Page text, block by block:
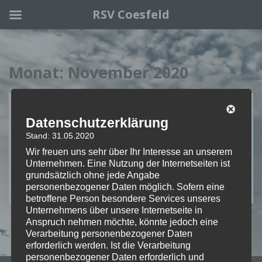
Skip to main content
Monat: November 2020
WEITERLESEN
RSV Coesfeld
Datenschutzerklärung
Stand: 31.05.2020
Wir freuen uns sehr über Ihr Interesse an unserem
Unternehmen. Eine Nutzung der Internetseiten ist
grundsätzlich ohne jede Angabe
personenbezogener Daten möglich. Sofern eine
betroffene Person besondere Services unseres
Unternehmens über unsere Internetseite in
Anspruch nehmen möchte, könnte jedoch eine
Verarbeitung personenbezogener Daten
erforderlich werden. Ist die Verarbeitung
personenbezogener Daten erforderlich und